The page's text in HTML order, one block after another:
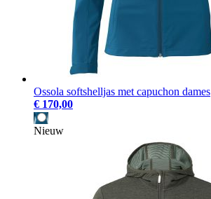
Ossola softshelljas met capuchon dames
€ 170,00
Nieuw